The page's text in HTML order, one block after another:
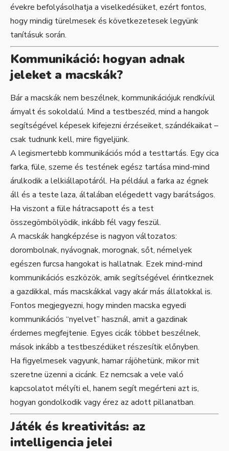
évekre befolyásolhatja a viselkedésüket, ezért fontos,
hogy mindig türelmesek és következetesek legyünk
tanításuk során.
Kommunikáció: hogyan adnak
jeleket a macskák?
Bár a macskák nem beszélnek, kommunikációjuk rendkívül
árnyalt és sokoldalú. Mind a testbeszéd, mind a hangok
segítségével képesek kifejezni érzéseiket, szándékaikat –
csak tudnunk kell, mire figyeljünk.
A legismertebb kommunikációs mód a testtartás. Egy cica
farka, füle, szeme és testének egész tartása mind-mind
árulkodik a lelkiállapotáról. Ha például a farka az égnek
áll és a teste laza, általában elégedett vagy barátságos.
Ha viszont a füle hátracsapott és a test
összegömbölyödik, inkább fél vagy feszül.
A macskák hangképzése is nagyon változatos:
dorombolnak, nyávognak, morognak, sőt, némelyek
egészen furcsa hangokat is hallatnak. Ezek mind-mind
kommunikációs eszközök, amik segítségével érintkeznek
a gazdikkal, más macskákkal vagy akár más állatokkal is.
Fontos megjegyezni, hogy minden macska egyedi
kommunikációs “nyelvet” használ, amit a gazdinak
érdemes megfejtenie. Egyes cicák többet beszélnek,
mások inkább a testbeszédüket részesítik előnyben.
Ha figyelmesek vagyunk, hamar rájöhetünk, mikor mit
szeretne üzenni a cicánk. Ez nemcsak a vele való
kapcsolatot mélyíti el, hanem segít megérteni azt is,
hogyan gondolkodik vagy érez az adott pillanatban.
Játék és kreativitás: az
intelligencia jelei